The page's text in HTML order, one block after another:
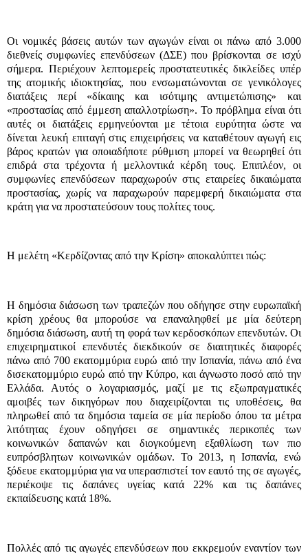
Οι νομικές βάσεις αυτών των αγωγών είναι οι πάνω από 3.000
διεθνείς συμφωνίες επενδύσεων (ΔΣΕ) που βρίσκονται σε ισχύ
σήμερα. Περιέχουν λεπτομερείς προστατευτικές δικλείδες υπέρ
της ατομικής ιδιοκτησίας, που ενσωματώνονται σε γενικόλογες
διατάξεις περί «δίκαιης και ισότιμης αντιμετώπισης» και
«προστασίας από έμμεση απαλλοτρίωση». Το πρόβλημα είναι ότι
αυτές οι διατάξεις ερμηνεύονται με τέτοια ευρύτητα ώστε να
δίνεται λευκή επιταγή στις επιχειρήσεις να καταθέτουν αγωγή εις
βάρος κρατών για οποιαδήποτε ρύθμιση μπορεί να θεωρηθεί ότι
επιδρά στα τρέχοντα ή μελλοντικά κέρδη τους. Επιπλέον, οι
συμφωνίες επενδύσεων παραχωρούν στις εταιρείες δικαιώματα
προστασίας, χωρίς να παραχωρούν παρεμφερή δικαιώματα στα
κράτη για να προστατεύσουν τους πολίτες τους.
Η μελέτη «Κερδίζοντας από την Κρίση» αποκαλύπτει πώς:
Η δημόσια διάσωση των τραπεζών που οδήγησε στην ευρωπαϊκή
κρίση χρέους θα μπορούσε να επαναληφθεί με μία δεύτερη
δημόσια διάσωση, αυτή τη φορά των κερδοσκόπων επενδυτών. Οι
επιχειρηματικοί επενδυτές διεκδικούν σε διαιτητικές διαφορές
πάνω από 700 εκατομμύρια ευρώ από την Ισπανία, πάνω από ένα
δισεκατομμύριο ευρώ από την Κύπρο, και άγνωστο ποσό από την
Ελλάδα. Αυτός ο λογαριασμός, μαζί με τις εξωπραγματικές
αμοιβές των δικηγόρων που διαχειρίζονται τις υποθέσεις, θα
πληρωθεί από τα δημόσια ταμεία σε μία περίοδο όπου τα μέτρα
λιτότητας έχουν οδηγήσει σε σημαντικές περικοπές των
κοινωνικών δαπανών και διογκούμενη εξαθλίωση των πιο
ευπρόσβλητων κοινωνικών ομάδων. Το 2013, η Ισπανία, ενώ
ξόδευε εκατομμύρια για να υπερασπιστεί τον εαυτό της σε αγωγές,
περιέκοψε τις δαπάνες υγείας κατά 22% και τις δαπάνες
εκπαίδευσης κατά 18%.
Πολλές από τις αγωγές επενδύσεων που εκκρεμούν εναντίον των